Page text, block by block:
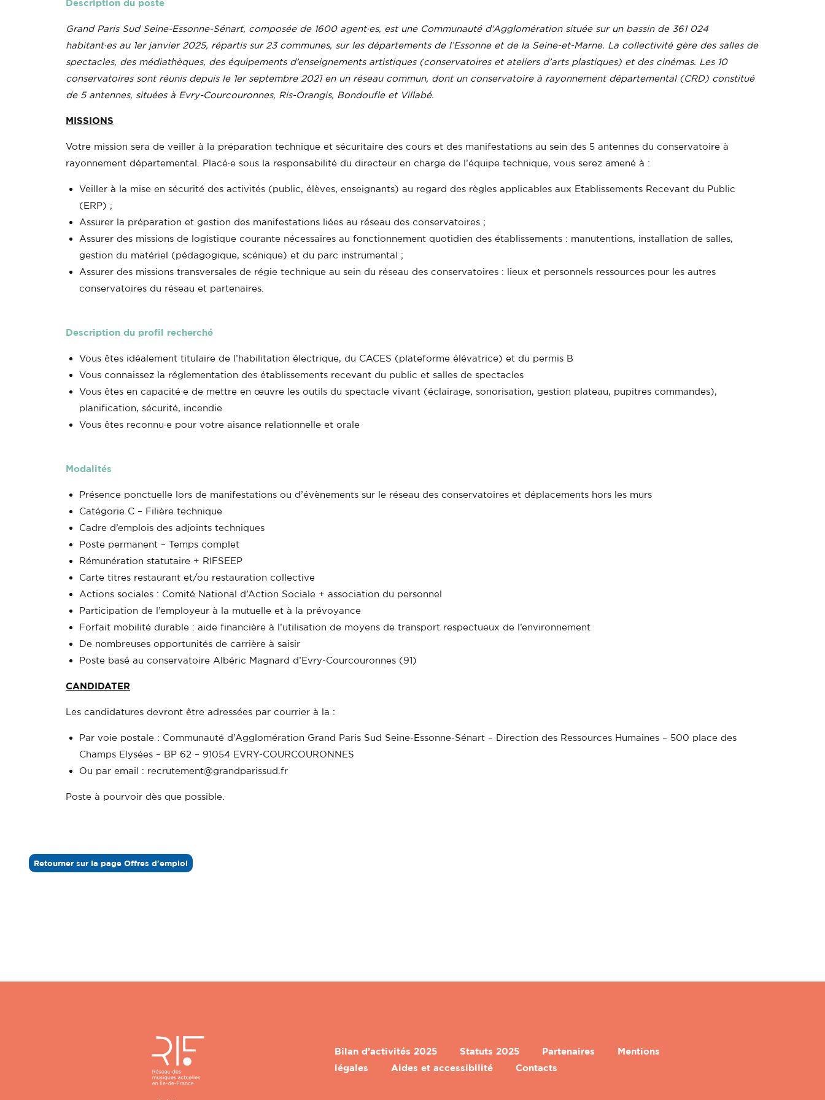
Description du poste
Grand Paris Sud Seine-Essonne-Sénart, composée de 1600 agent·es, est une Communauté d’Agglomération située sur un bassin de 361 024
habitant·es au 1er janvier 2025, répartis sur 23 communes, sur les départements de l’Essonne et de la Seine-et-Marne. La collectivité gère des salles de
spectacles, des médiathèques, des équipements d’enseignements artistiques (conservatoires et ateliers d’arts plastiques) et des cinémas. Les 10
conservatoires sont réunis depuis le 1er septembre 2021 en un réseau commun, dont un conservatoire à rayonnement départemental (CRD) constitué
de 5 antennes, situées à Evry-Courcouronnes, Ris-Orangis, Bondoufle et Villabé.
MISSIONS
Votre mission sera de veiller à la préparation technique et sécuritaire des cours et des manifestations au sein des 5 antennes du conservatoire à
rayonnement départemental. Placé·e sous la responsabilité du directeur en charge de l’équipe technique, vous serez amené à :
Veiller à la mise en sécurité des activités (public, élèves, enseignants) au regard des règles applicables aux Etablissements Recevant du Public
(ERP) ;
Assurer la préparation et gestion des manifestations liées au réseau des conservatoires ;
Assurer des missions de logistique courante nécessaires au fonctionnement quotidien des établissements : manutentions, installation de salles,
gestion du matériel (pédagogique, scénique) et du parc instrumental ;
Assurer des missions transversales de régie technique au sein du réseau des conservatoires : lieux et personnels ressources pour les autres
conservatoires du réseau et partenaires.
Description du profil recherché
Vous êtes idéalement titulaire de l’habilitation électrique, du CACES (plateforme élévatrice) et du permis B
Vous connaissez la réglementation des établissements recevant du public et salles de spectacles
Vous êtes en capacité·e de mettre en œuvre les outils du spectacle vivant (éclairage, sonorisation, gestion plateau, pupitres commandes),
planification, sécurité, incendie
Vous êtes reconnu·e pour votre aisance relationnelle et orale
Modalités
Présence ponctuelle lors de manifestations ou d’évènements sur le réseau des conservatoires et déplacements hors les murs
Catégorie C – Filière technique
Cadre d’emplois des adjoints techniques
Poste permanent – Temps complet
Rémunération statutaire + RIFSEEP
Carte titres restaurant et/ou restauration collective
Actions sociales : Comité National d’Action Sociale + association du personnel
Participation de l’employeur à la mutuelle et à la prévoyance
Forfait mobilité durable : aide financière à l’utilisation de moyens de transport respectueux de l’environnement
De nombreuses opportunités de carrière à saisir
Poste basé au conservatoire Albéric Magnard d’Evry-Courcouronnes (91)
CANDIDATER
Les candidatures devront être adressées par courrier à la :
Par voie postale : Communauté d’Agglomération Grand Paris Sud Seine-Essonne-Sénart – Direction des Ressources Humaines – 500 place des
Champs Elysées – BP 62 – 91054 EVRY-COURCOURONNES
Ou par email : recrutement@grandparissud.fr
Poste à pourvoir dès que possible.
Retourner sur la page Offres d'emploi
Bilan d’activités 2025 Statuts 2025 Partenaires
Mentions
légales
Aides et accessibilité Contacts